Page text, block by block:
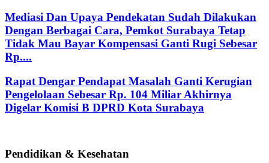
Mediasi Dan Upaya Pendekatan Sudah Dilakukan
Dengan Berbagai Cara, Pemkot Surabaya Tetap
Tidak Mau Bayar Kompensasi Ganti Rugi Sebesar
Rp....
Rapat Dengar Pendapat Masalah Ganti Kerugian
Pengelolaan Sebesar Rp. 104 Miliar Akhirnya
Digelar Komisi B DPRD Kota Surabaya
Pendidikan & Kesehatan